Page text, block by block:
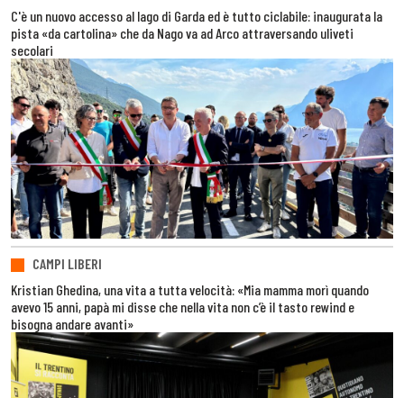
C'è un nuovo accesso al lago di Garda ed è tutto ciclabile: inaugurata la
pista «da cartolina» che da Nago va ad Arco attraversando uliveti
secolari
CAMPI LIBERI
Kristian Ghedina, una vita a tutta velocità: «Mia mamma morì quando
avevo 15 anni, papà mi disse che nella vita non c’è il tasto rewind e
bisogna andare avanti»